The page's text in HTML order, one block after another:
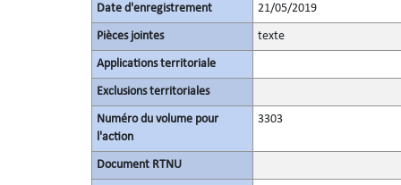
Date d'enregistrement 21/05/2019
Pièces jointes texte
Applications territoriale
Exclusions territoriales
Numéro du volume pour
l'action
3303
Document RTNU